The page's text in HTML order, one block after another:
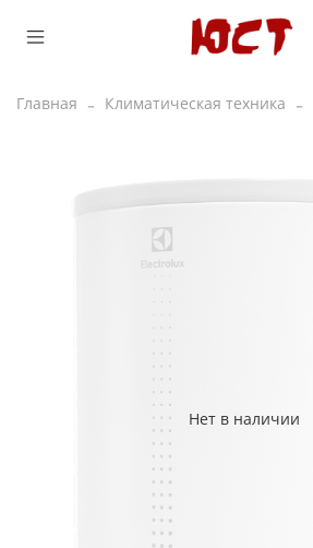
Главная Климатическая техника
Нет в наличии